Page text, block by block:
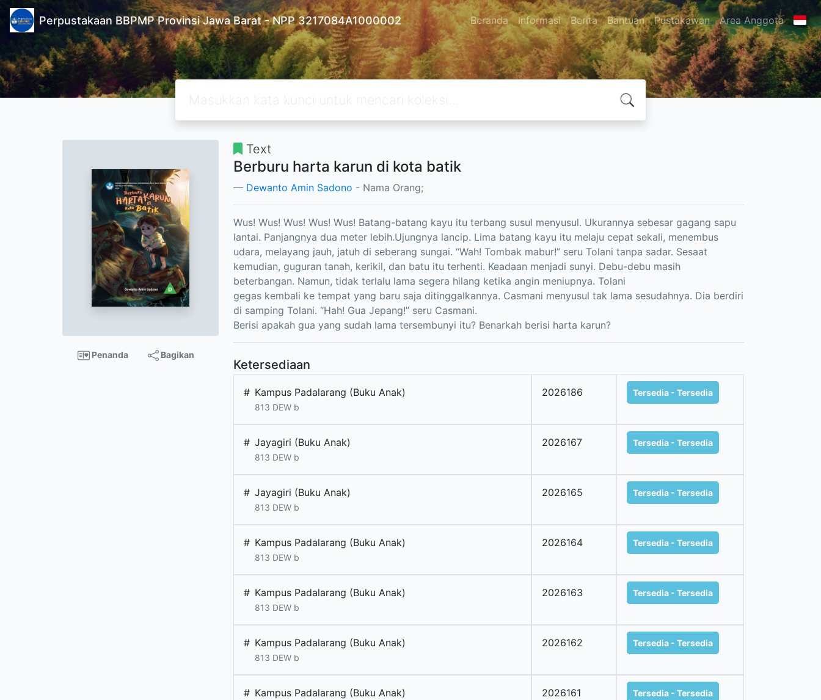
Perpustakaan BBPMP Provinsi Jawa Barat - NPP 3217084A1000002 Beranda Informasi Berita Bantuan Pustakawan Area Anggota
Penanda Bagikan
Text
Berburu harta karun di kota batik
Dewanto Amin Sadono - Nama Orang;
Wus! Wus! Wus! Wus! Wus! Batang-batang kayu itu terbang susul menyusul. Ukurannya sebesar gagang sapu
lantai. Panjangnya dua meter lebih.Ujungnya lancip. Lima batang kayu itu melaju cepat sekali, menembus
udara, melayang jauh, jatuh di seberang sungai. “Wah! Tombak mabur!” seru Tolani tanpa sadar. Sesaat
kemudian, guguran tanah, kerikil, dan batu itu terhenti. Keadaan menjadi sunyi. Debu-debu masih
beterbangan. Namun, tidak terlalu lama segera hilang ketika angin meniupnya. Tolani
gegas kembali ke tempat yang baru saja ditinggalkannya. Casmani menyusul tak lama sesudahnya. Dia berdiri
di samping Tolani. “Hah! Gua Jepang!” seru Casmani.
Berisi apakah gua yang sudah lama tersembunyi itu? Benarkah berisi harta karun?
Ketersediaan
# Kampus Padalarang (Buku Anak)
813 DEW b
2026186 Tersedia - Tersedia
# Jayagiri (Buku Anak)
813 DEW b
2026167 Tersedia - Tersedia
# Jayagiri (Buku Anak)
813 DEW b
2026165 Tersedia - Tersedia
# Kampus Padalarang (Buku Anak)
813 DEW b
2026164 Tersedia - Tersedia
# Kampus Padalarang (Buku Anak)
813 DEW b
2026163 Tersedia - Tersedia
# Kampus Padalarang (Buku Anak)
813 DEW b
2026162 Tersedia - Tersedia
# Kampus Padalarang (Buku Anak) 2026161 Tersedia - Tersedia